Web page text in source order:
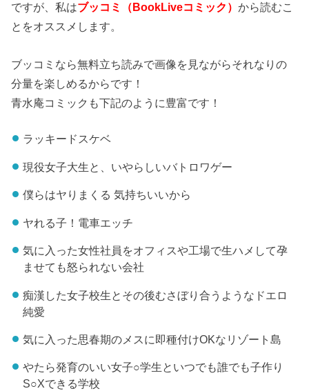
ですが、私はブッコミ（BookLiveコミック）から読むこ
とをオススメします。
ブッコミなら無料立ち読みで画像を見ながらそれなりの
分量を楽しめるからです！
青水庵コミックも下記のように豊富です！
ラッキードスケベ
現役女子大生と、いやらしいバトロワゲー
僕らはヤりまくる 気持ちいいから
ヤれる子！電車エッチ
気に入った女性社員をオフィスや工場で生ハメして孕
ませても怒られない会社
痴漢した女子校生とその後むさぼり合うようなドエロ
純愛
気に入った思春期のメスに即種付けOKなリゾート島
やたら発育のいい女子○学生といつでも誰でも子作り
S○Xできる学校